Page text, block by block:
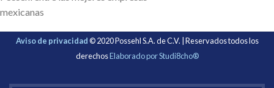
mexicanas
Aviso de privacidad© 2020 Possehl S.A. de C.V. | Reservados todos los
derechosElaborado por Studi8cho®